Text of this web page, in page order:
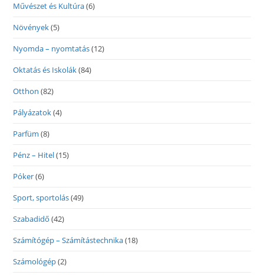
Művészet és Kultúra(6)
Növények(5)
Nyomda – nyomtatás(12)
Oktatás és Iskolák(84)
Otthon (82)
Pályázatok(4)
Parfüm (8)
Pénz – Hitel(15)
Póker(6)
Sport, sportolás(49)
Szabadidő (42)
Számítógép – Számítástechnika(18)
Számológép(2)